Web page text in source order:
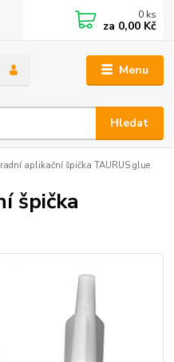
Menu
Hledat
0 ks
za 0,00 Kč
aplikační špička TAURUS glue
špička